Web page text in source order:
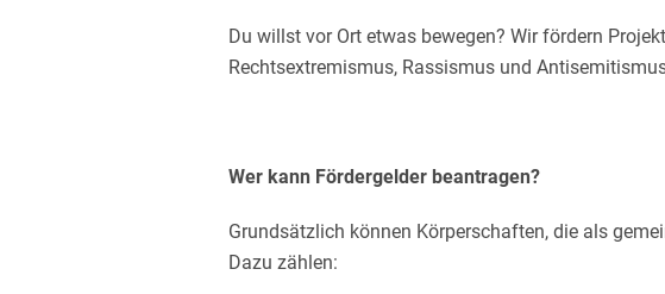
Du willst vor Ort etwas bewegen? Wir fördern
Rechtsextremismus, Rassismus und
Wer kann Fördergelder beantragen?
Grundsätzlich können Körperschaften, die als
Dazu zählen: